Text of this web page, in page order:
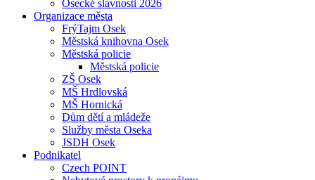
Osecké slavnosti 2026
Organizace města
FrýTajm Osek
Městská knihovna Osek
Městská policie
Městská policie
ZŠ Osek
MŠ Hrdlovská
MŠ Hornická
Dům dětí a mládeže
Služby města Oseka
JSDH Osek
Podnikatel
Czech POINT